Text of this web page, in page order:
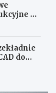
–
do